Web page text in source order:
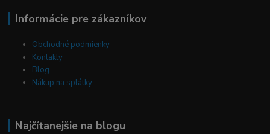
Informácie pre zákazníkov
Obchodné podmienky
Kontakty
Blog
Nákup na splátky
Najčítanejšie na blogu